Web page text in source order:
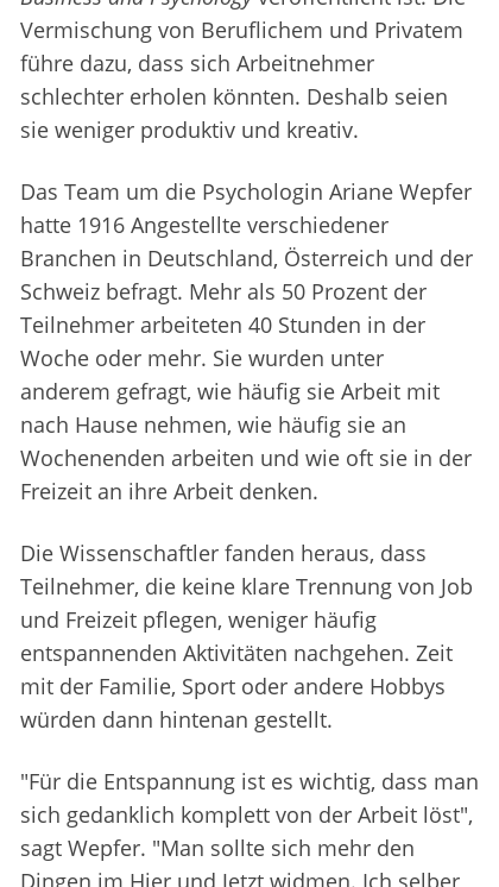
Vermischung von Beruflichem und Privatem
führe dazu, dass sich Arbeitnehmer
schlechter erholen könnten. Deshalb seien
sie weniger produktiv und kreativ.
Das Team um die Psychologin Ariane Wepfer
hatte 1916 Angestellte verschiedener
Branchen in Deutschland, Österreich und der
Schweiz befragt. Mehr als 50 Prozent der
Teilnehmer arbeiteten 40 Stunden in der
Woche oder mehr. Sie wurden unter
anderem gefragt, wie häufig sie Arbeit mit
nach Hause nehmen, wie häufig sie an
Wochenenden arbeiten und wie oft sie in der
Freizeit an ihre Arbeit denken.
Die Wissenschaftler fanden heraus, dass
Teilnehmer, die keine klare Trennung von Job
und Freizeit pflegen, weniger häufig
entspannenden Aktivitäten nachgehen. Zeit
mit der Familie, Sport oder andere Hobbys
würden dann hintenan gestellt.
"Für die Entspannung ist es wichtig, dass man
sich gedanklich komplett von der Arbeit löst",
sagt Wepfer. "Man sollte sich mehr den
Dingen im Hier und Jetzt widmen. Ich selber